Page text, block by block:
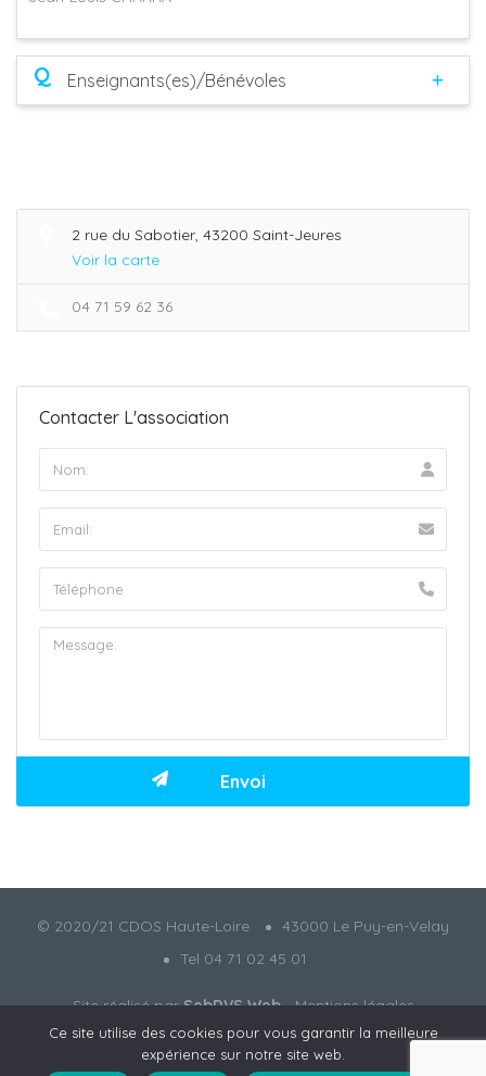
Q Enseignants(es)/Bénévoles
2 rue du Sabotier, 43200 Saint-Jeures
Voir la carte
04 71 59 62 36
Contacter L'association
© 2020/21 CDOS Haute-Loire
43000 Le Puy-en-Velay
Tel 04 71 02 45 01
Site réalisé parSebDVS Web-Mentions légales
Ce site utilise des cookies pour vous garantir la meilleure
expérience sur notre site web.